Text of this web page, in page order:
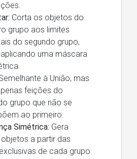
Corta os objetos do
grupo aos limites
do segundo grupo,
uma máscara
à União, mas
feições do
grupo que não se
ao primeiro.
Simétrica: Gera
a partir das
de cada grupo